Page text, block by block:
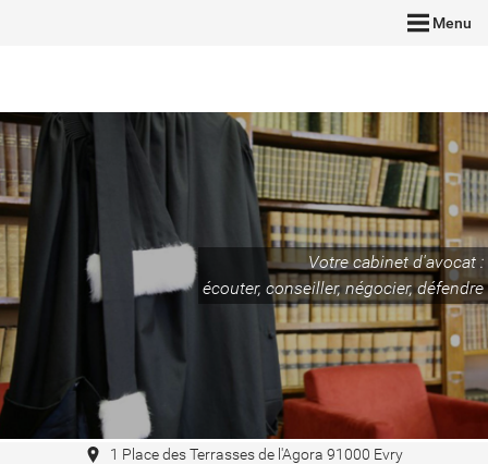
Menu
Votre cabinet d'avocat :
écouter, conseiller, négocier, défendre
1 Place des Terrasses de l'Agora 91000 Evry